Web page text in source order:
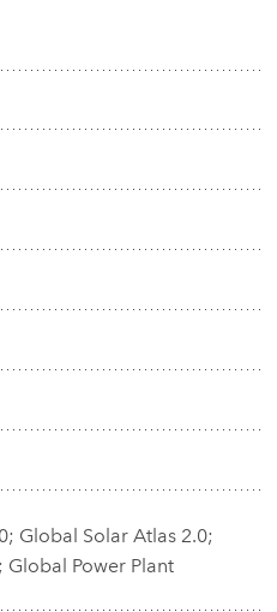
Global Solar Atlas 2.0;
Power Plant